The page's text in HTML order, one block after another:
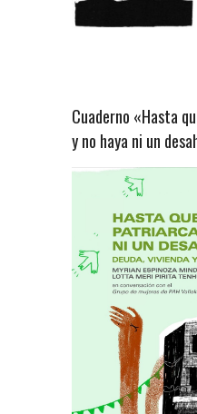
Cuaderno «Hasta
y no haya ni un